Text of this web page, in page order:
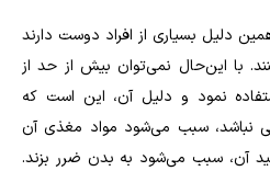
دلیل بسیاری از افراد دوست دارند
با این‌حال نمی‌توان بیش از حد از
نمود و دلیل آن، این است که
نباشد، سبب می‌شود مواد مغذی آن
آن، سبب می‌شود به بدن ضرر بزند.